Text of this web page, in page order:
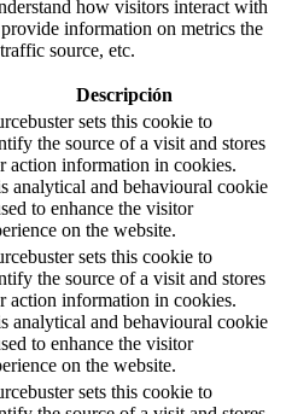
how visitors interact with
information on metrics the
source, etc.
Descripción
sets this cookie to
the source of a visit and stores
action information in cookies.
analytical and behavioural cookie
to enhance the visitor
on the website.
sets this cookie to
the source of a visit and stores
action information in cookies.
analytical and behavioural cookie
to enhance the visitor
on the website.
sets this cookie to